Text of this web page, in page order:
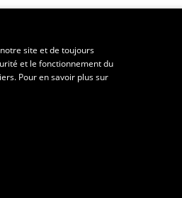
site et de toujours
et le fonctionnement du
Pour en savoir plus sur